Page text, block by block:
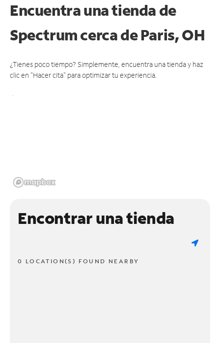
Encuentra una tienda de
Spectrumcerca de Paris, OH
¿Tienes poco tiempo? Simplemente, encuentra una tienda y haz
clic en "Hacer cita" para optimizar tu experiencia.
Encontrar una tienda
0 LOCATION(S) FOUND NEARBY